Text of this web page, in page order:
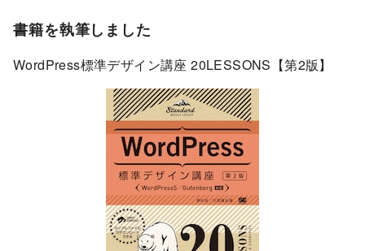
書籍を執筆しました
WordPress標準デザイン講座 20LESSONS【第2版】